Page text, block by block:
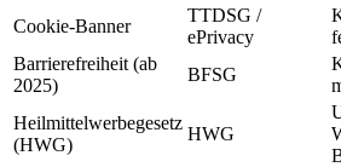
Cookie-Banner
TTDSG /
ePrivacy
Barrierefreiheit (ab
2025)
BFSG
Heilmittelwerbegesetz
(HWG)
HWG